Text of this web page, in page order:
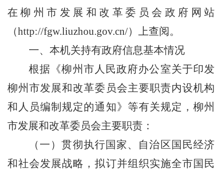
在柳州市发展和改革委员会政府网站
（http://fgw.liuzhou.gov.cn/）上查阅。
一、 本机关持有政府信息基本情况
根据《柳州市人民政府办公室关于印发
柳州市发展和改革委员会主要职责内设机构
和人员编制规定的通知》等有关规定，柳州
市发展和改革委员会主要职责：
（一）贯彻执行国家、自治区国民经济
和社会发展战略，拟订并组织实施全市国民